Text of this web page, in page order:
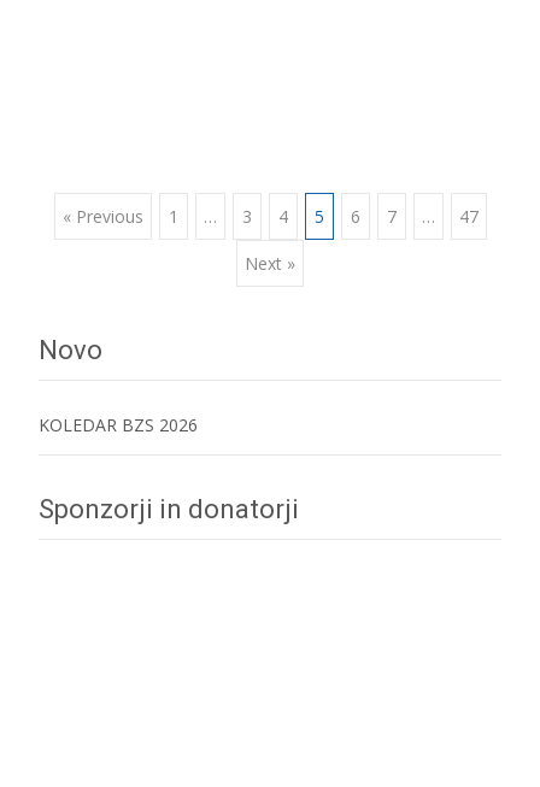
Posts
navigation
« Previous 1 … 3 4 5 6 7 … 47
Next »
Novo
KOLEDAR BZS 2026
Sponzorji in donatorji